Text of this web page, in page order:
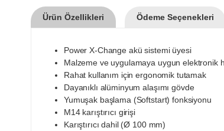
Ürün Özellikleri Ödeme Seçenekleri
Power X-Change akü sistemi üyesi
Malzeme ve uygulamaya uygun elektronik
Rahat kullanım için ergonomik tutamak
Dayanıklı alüminyum alaşımı gövde
Yumuşak başlama (Softstart) fonksiyonu
M14 karıştırıcı girişi
Karıştırıcı dahil (Ø 100 mm)